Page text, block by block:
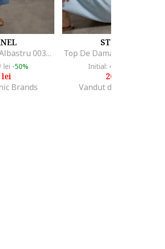
Rochie De Dama Albastru 003570975
lei -50%
Brands
STEFANEL
Top De Dama Verde
Initial: 400
200
Vandut de Unic Brands